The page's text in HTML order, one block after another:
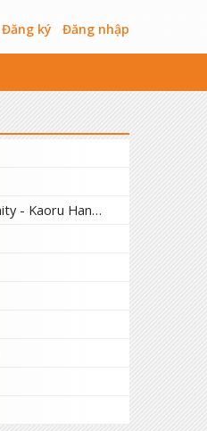
Đăng ký Đăng nhập
The Fragrant Flower Blooms With Dignity - Kaoru Hana Wa Rin To Saku